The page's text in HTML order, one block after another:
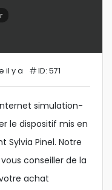
il y a ID: 571
simulation-
le dispositif mis en
Sylvia Pinel. Notre
conseiller de la
achat